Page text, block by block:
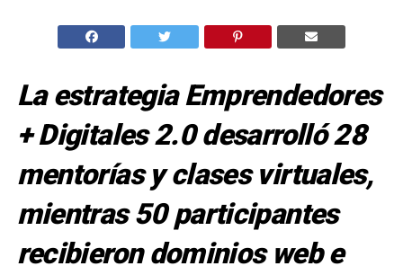
La estrategia Emprendedores
+ Digitales 2.0 desarrolló 28
mentorías y clases virtuales,
mientras 50 participantes
recibieron dominios web e